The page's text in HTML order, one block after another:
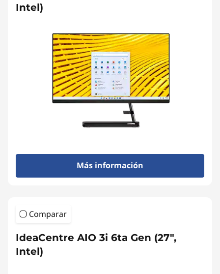
Intel)
Más información
Comparar
IdeaCentre AIO 3i 6ta Gen (27",
Intel)